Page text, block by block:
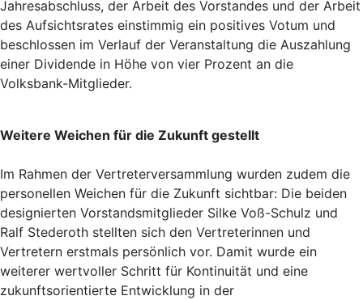
Jahresabschluss, der Arbeit des Vorstandes und der Arbeit
des Aufsichtsrates einstimmig ein positives Votum und
beschlossen im Verlauf der Veranstaltung die Auszahlung
einer Dividende in Höhe von vier Prozent an die
Volksbank-Mitglieder.
Weitere Weichen für die Zukunft gestellt
Im Rahmen der Vertreterversammlung wurden zudem die
personellen Weichen für die Zukunft sichtbar: Die beiden
designierten Vorstandsmitglieder Silke Voß-Schulz und
Ralf Stederoth stellten sich den Vertreterinnen und
Vertretern erstmals persönlich vor. Damit wurde ein
weiterer wertvoller Schritt für Kontinuität und eine
zukunftsorientierte Entwicklung in der